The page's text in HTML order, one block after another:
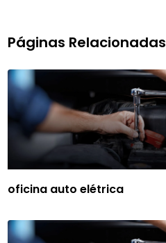
Páginas Relacionadas
oficina auto elétrica